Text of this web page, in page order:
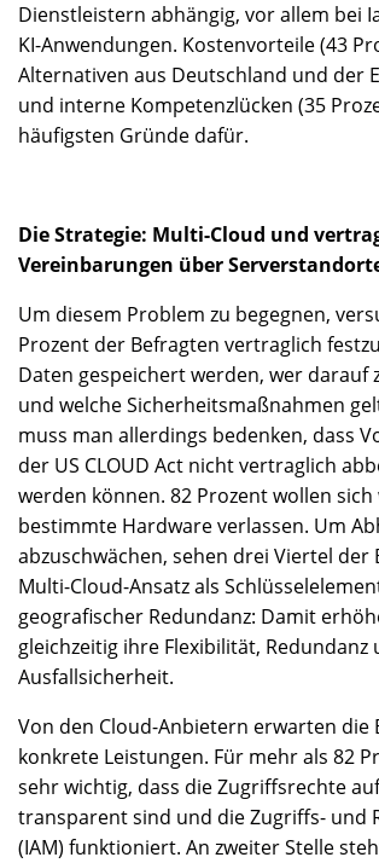
Dienstleistern abhängig, vor allem bei
KI-Anwendungen. Kostenvorteile (43
Alternativen aus Deutschland und der
und interne Kompetenzlücken (35
häufigsten Gründe dafür.
Die Strategie: Multi-Cloud und
Vereinbarungen über
Um diesem Problem zu begegnen,
Prozent der Befragten vertraglich
Daten gespeichert werden, wer darauf
und welche Sicherheitsmaßnahmen
muss man allerdings bedenken, dass
der US CLOUD Act nicht vertraglich
werden können. 82 Prozent wollen
bestimmte Hardware verlassen. Um
abzuschwächen, sehen drei Viertel der
Multi-Cloud-Ansatz als
geografischer Redundanz: Damit
gleichzeitig ihre Flexibilität, Redundanz
Ausfallsicherheit.
Von den Cloud-Anbietern erwarten die
konkrete Leistungen. Für mehr als 82
sehr wichtig, dass die Zugriffsrechte
transparent sind und die Zugriffs- und
(IAM) funktioniert. An zweiter Stelle